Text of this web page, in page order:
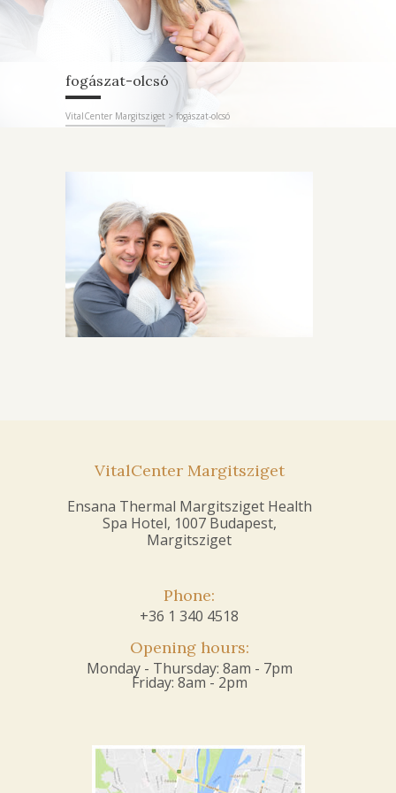
fogászat-olcsó
VitalCenter Margitsziget > fogászat-olcsó
VitalCenter Margitsziget
Ensana Thermal Margitsziget Health
Spa Hotel, 1007 Budapest,
Margitsziget
Phone:
+36 1 340 4518
Opening hours:
Monday - Thursday: 8am - 7pm
Friday: 8am - 2pm